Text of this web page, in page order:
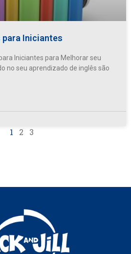
para Iniciantes
Iniciantes para Melhorar seu
no seu aprendizado de inglês são
1 2 3